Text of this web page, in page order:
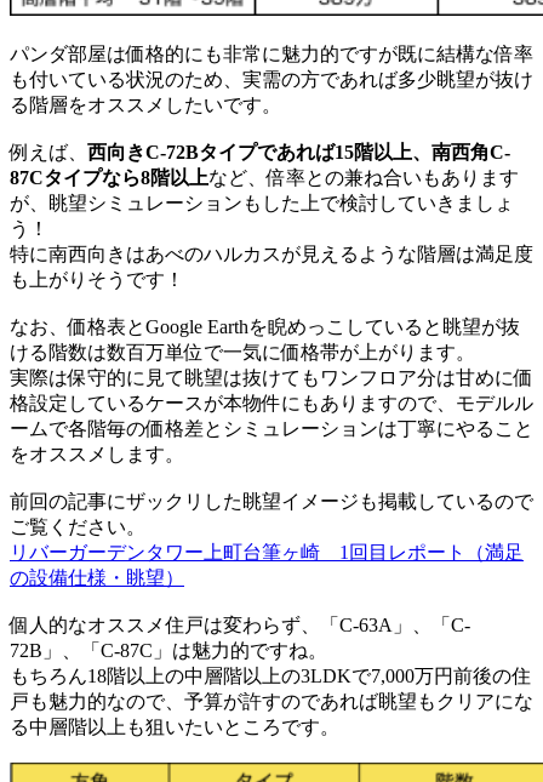
パンダ部屋は価格的にも非常に魅力的ですが既に結構な倍率
も付いている状況のため、実需の方であれば多少眺望が抜け
る階層をオススメしたいです。
例えば、 西向きC-72Bタイプであれば15階以上、南西角C-
87Cタイプなら8階以上など、倍率との兼ね合いもあります
が、眺望シミュレーションもした上で検討していきましょ
う！
特に南西向きはあべのハルカスが見えるような階層は満足度
も上がりそうです！
なお、価格表とGoogle Earthを睨めっこしていると眺望が抜
ける階数は数百万単位で一気に価格帯が上がります。
実際は保守的に見て眺望は抜けてもワンフロア分は甘めに価
格設定しているケースが本物件にもありますので、モデルル
ームで各階毎の価格差とシミュレーションは丁寧にやること
をオススメします。
前回の記事にザックリした眺望イメージも掲載しているので
ご覧ください。
リバーガーデンタワー上町台筆ヶ崎 1回目レポート（満足
の設備仕様・眺望）
個人的なオススメ住戸は変わらず、「C-63A」、「C-
72B」、「C-87C」は魅力的ですね。
もちろん18階以上の中層階以上の3LDKで7,000万円前後の住
戸も魅力的なので、予算が許すのであれば眺望もクリアにな
る中層階以上も狙いたいところです。